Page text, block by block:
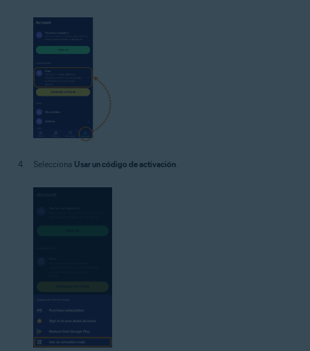
Selecciona Usar un código de activación